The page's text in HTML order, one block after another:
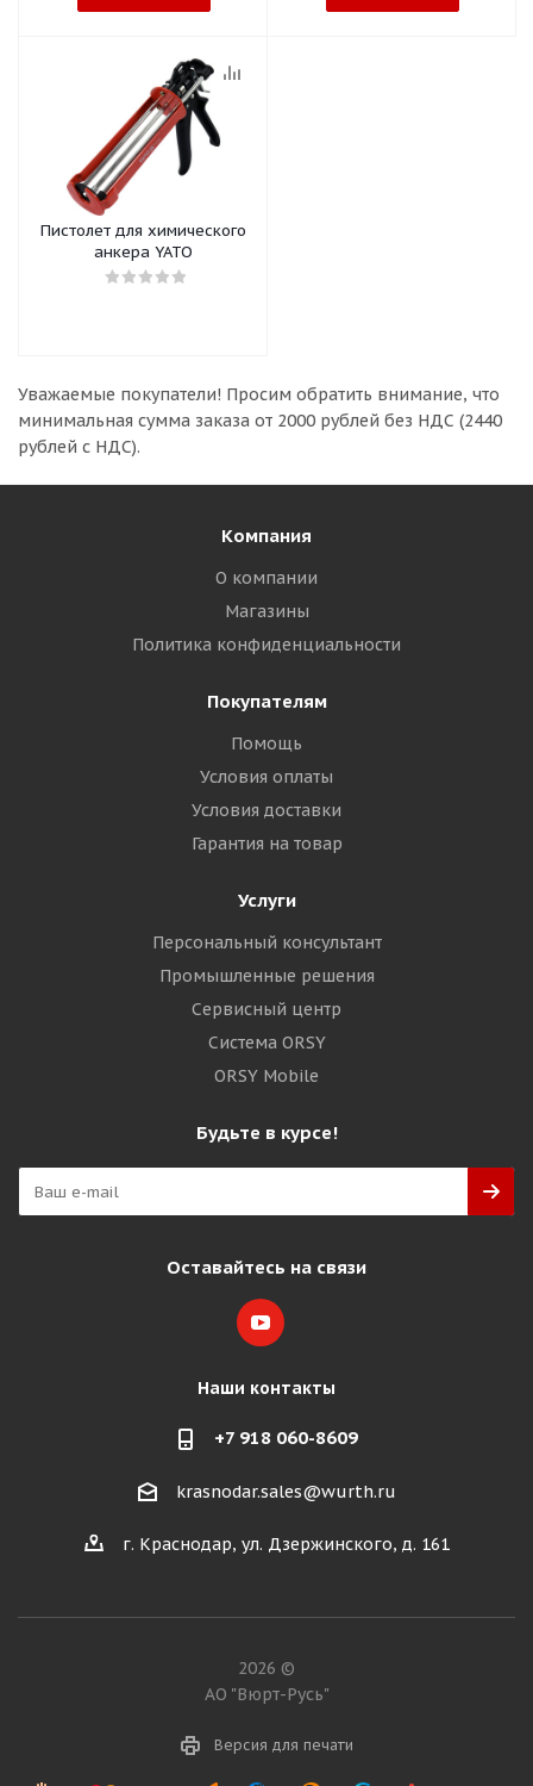
Пистолет для химического
анкера YATO
Уважаемые покупатели! Просим обратить внимание, что
минимальная сумма заказа от 2000 рублей без НДС (2440
рублей с НДС).
Компания
О компании
Магазины
Политика конфиденциальности
Покупателям
Помощь
Условия оплаты
Условия доставки
Гарантия на товар
Услуги
Персональный консультант
Промышленные решения
Сервисный центр
Система ORSY
ORSY Mobile
Будьте в курсе!
Оставайтесь на связи
Наши контакты
+7 918 060-8609
krasnodar.sales@wurth.ru
г. Краснодар, ул. Дзержинского, д. 161
2026 ©
АО "Вюрт-Русь"
Версия для печати